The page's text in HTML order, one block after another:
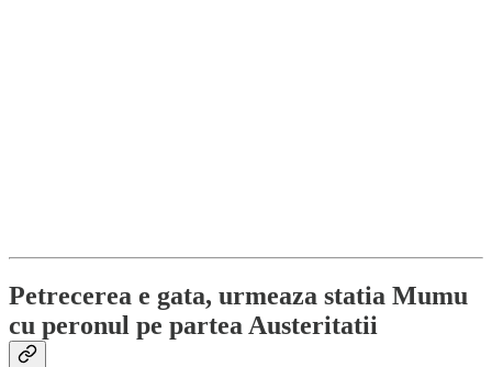
Petrecerea e gata, urmeaza statia Mumu
cu peronul pe partea Austeritatii